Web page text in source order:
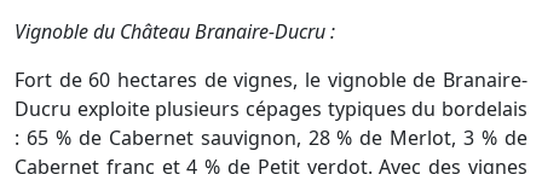
Vignoble du Château Branaire-Ducru :
Fort de 60 hectares de vignes, le vignoble de Branaire-
Ducru exploite plusieurs cépages typiques du bordelais
: 65 % de Cabernet sauvignon, 28 % de Merlot, 3 % de
Cabernet franc et 4 % de Petit verdot. Avec des vignes